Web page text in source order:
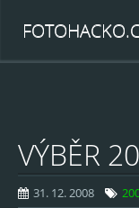
Agility
VÝBĚR
31. 12. 2008